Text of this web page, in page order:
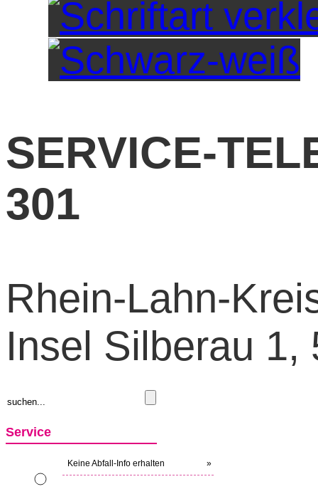
SERVICE-
301
Rhein-Lahn-
Insel Silberau 1,
Service
Keine Abfall-Info erhalten »